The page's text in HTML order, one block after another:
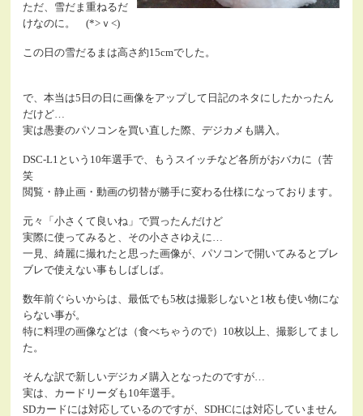
ただ、雪だま重ねるだ
けなのに。 (*>ｖ<)
この日の雪だるまは高さ約15cmでした。
で、本当は5日の日に画像をアップして日記のネタにしたかったん
だけど…
実は愚妻のパソコンを買い直した際、デジカメも購入。
DSC-L1という10年選手で、もうスイッチなど各所がおバカに（苦
笑
閲覧・静止画・動画の切替が勝手に変わる仕様になっております。
元々「小さくて良いね」で買ったんだけど
実際に使ってみると、その小ささゆえに…
一見、綺麗に撮れたと思った画像が、パソコンで開いてみるとブレ
ブレで使えない事もしばしば。
数年前ぐらいからは、最低でも5枚は撮影しないと1枚も使い物にな
らない事が。
特に料理の画像などは（食べちゃうので）10枚以上、撮影してまし
た。
そんな訳で新しいデジカメ購入となったのですが…
実は、カードリーダも10年選手。
SDカードには対応しているのですが、SDHCには対応していません